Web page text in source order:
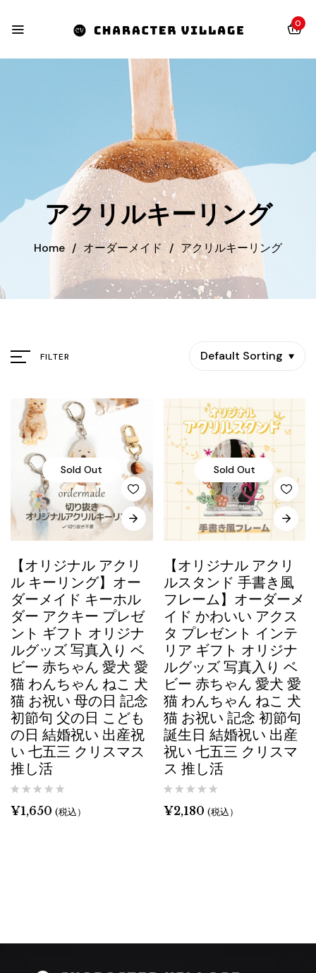
0
アクリルキーリング
Home / オーダーメイド / アクリルキーリング
FILTER Default Sorting
Sold Out
【オリジナル アクリ
ル キーリング】オー
ダーメイド キーホル
ダー アクキー プレゼ
ント ギフト オリジナ
ルグッズ 写真入り ベ
ビー 赤ちゃん 愛犬 愛
猫 わんちゃん ねこ 犬
猫 お祝い 母の日 記念
初節句 父の日 こども
の日 結婚祝い 出産祝
い 七五三 クリスマス
推し活
¥1,650 (税込）
Sold Out
【オリジナル アクリ
ルスタンド 手書き風
フレーム】オーダーメ
イド かわいい アクス
タ プレゼント インテ
リア ギフト オリジナ
ルグッズ 写真入り ベ
ビー 赤ちゃん 愛犬 愛
猫 わんちゃん ねこ 犬
猫 お祝い 記念 初節句
誕生日 結婚祝い 出産
祝い 七五三 クリスマ
ス 推し活
¥2,180 (税込）